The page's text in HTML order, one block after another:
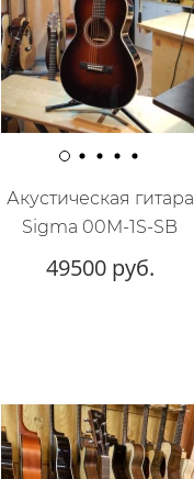
Акустическая гитара
Sigma 00M-1S-SB
49500 руб.